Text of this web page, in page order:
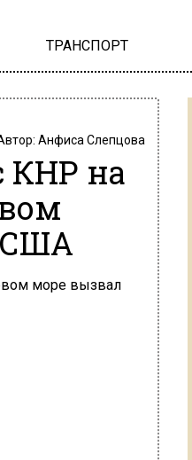
ТРАНСПОРТ
Анфиса Слепцова
КНР на
США